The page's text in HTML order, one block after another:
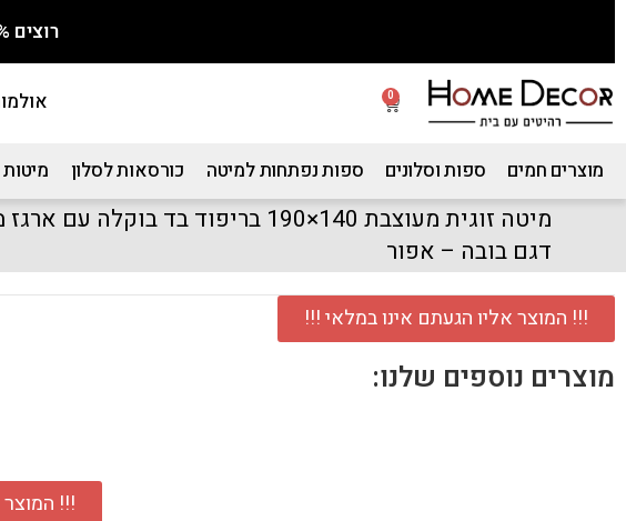
רוצים 5% הנחה לרכישה הראשונה? לחצו כאן!
0
מוצרים חמים ספות וסלונים ספות נפתחות למיטה כורסאות לסלון מיטות
מיטה זוגית מעוצבת 140×190 בריפוד בד
דגם בובה – אפור
!!! המוצר אליו הגעתם אינו במלאי !!!
מוצרים נוספים שלנו:
!!! המוצר